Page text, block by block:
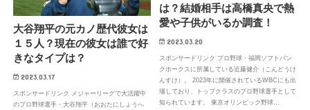
は？結婚相手は高橋真央で熱
愛や子供がいるか調査！
2023.03.20
スポンサードリンク プロ野球・福岡ソフトバン
クホークスに所属している近藤健介（こんどうけ
んすけ）。 2023年に開催されているWBCにも出
場しており、トップクラスのプロ野球選手として
知られています。 東京オリンピック野球…
大谷翔平の元カノ歴代彼女は
１５人？現在の彼女は誰で好
きなタイプは？
2023.03.17
スポンサードリンク メジャーリーグで大活躍中
のプロ野球選手・大谷翔平（おおたにしょうへ